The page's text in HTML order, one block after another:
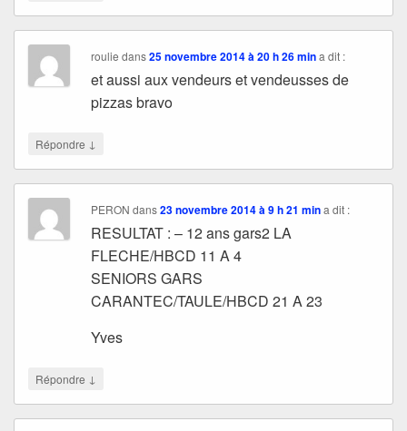
roulie dans25 novembre 2014 à 20 h 26 min a dit :
et aussi aux vendeurs et vendeusses de
pizzas bravo
Répondre ↓
PERON dans23 novembre 2014 à 9 h 21 min a dit :
RESULTAT : – 12 ans gars2 LA
FLECHE/HBCD 11 A 4
SENIORS GARS
CARANTEC/TAULE/HBCD 21 A 23
Yves
Répondre ↓